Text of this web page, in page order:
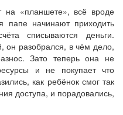
на «планшете», всё вроде
папе начинают приходить
списываются деньги.
он разобрался, в чём дело,
Зато теперь она не
и не покупает что
как ребёнок смог так
доступа, и порадовались,